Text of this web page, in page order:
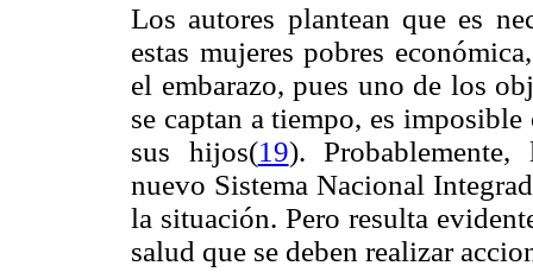
Los autores plantean que es
estas mujeres pobres
el embarazo, pues uno de los
se captan a tiempo, es
sus hijos(19).
nuevo Sistema Nacional
la situación. Pero resulta
salud que se deben realizar